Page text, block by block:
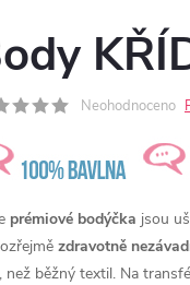
Neohodnoceno
prémiové bodýčka jsou
zdravotně
než běžný textil. Na